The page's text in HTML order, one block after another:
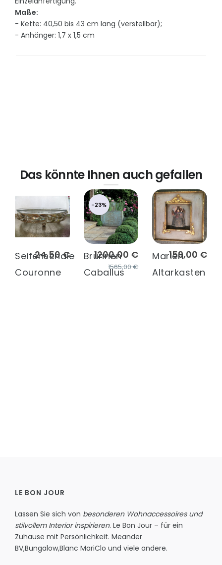
Maße:
- Kette: 40,50 bis 43 cm lang (verstellbar);
- Anhänger: 1,7 x 1,5 cm
Das könnte Ihnen auch gefallen
24,50 €
Seifenschale
Couronne
-23%
1200,00 €
1565,00 €
Brunnen
Caballus
159,00 €
Marien
Altarkasten
LE BON JOUR
Lassen Sie sich von besonderen Wohnaccessoires und
stilvollem Interior inspirieren. Le Bon Jour – für ein
Zuhause mit Persönlichkeit. Meander
BV,Bungalow,Blanc MariClo und viele andere.